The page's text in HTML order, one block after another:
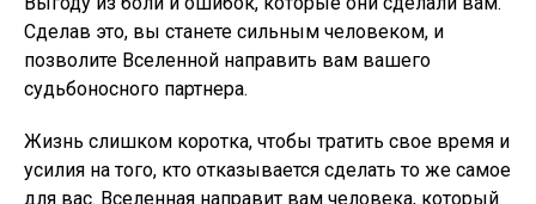
Сделав это, вы станете сильным человеком, и
позволите Вселенной направить вам вашего
судьбоносного партнера.
Жизнь слишком коротка, чтобы тратить свое время и
усилия на того, кто отказывается сделать то же самое
для вас. Вселенная направит вам человека, который